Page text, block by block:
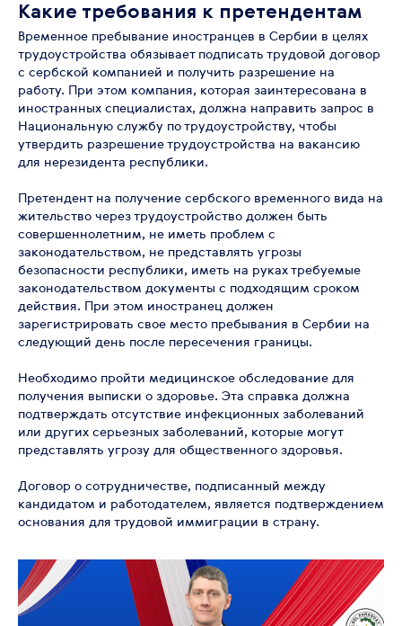
Какие требования к претендентам
Временное пребывание иностранцев в Сербии в целях
трудоустройства обязывает подписать трудовой договор
с сербской компанией и получить разрешение на
работу. При этом компания, которая заинтересована в
иностранных специалистах, должна направить запрос в
Национальную службу по трудоустройству, чтобы
утвердить разрешение трудоустройства на вакансию
для нерезидента республики.
Претендент на получение сербского временного вида на
жительство через трудоустройство должен быть
совершеннолетним, не иметь проблем с
законодательством, не представлять угрозы
безопасности республики, иметь на руках требуемые
законодательством документы с подходящим сроком
действия. При этом иностранец должен
зарегистрировать свое место пребывания в Сербии на
следующий день после пересечения границы.
Необходимо пройти медицинское обследование для
получения выписки о здоровье. Эта справка должна
подтверждать отсутствие инфекционных заболеваний
или других серьезных заболеваний, которые могут
представлять угрозу для общественного здоровья.
Договор о сотрудничестве, подписанный между
кандидатом и работодателем, является подтверждением
основания для трудовой иммиграции в страну.